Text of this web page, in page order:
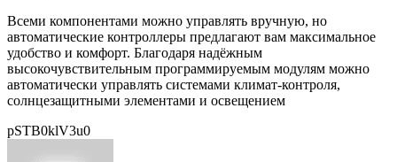
Всеми компонентами можно управлять вручную, но
автоматические контроллеры предлагают вам максимальное
удобство и комфорт. Благодаря надёжным
высокочувствительным программируемым модулям можно
автоматически управлять системами климат-контроля,
солнцезащитными элементами и освещением
pSTB0klV3u0